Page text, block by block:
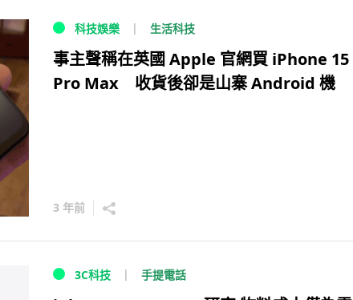
科技娛樂 生活科技
事主聲稱在英國 Apple 官網買 iPhone 15
Pro Max 收貨後卻是山寨 Android 機
3 年前
3C科技 手提電話